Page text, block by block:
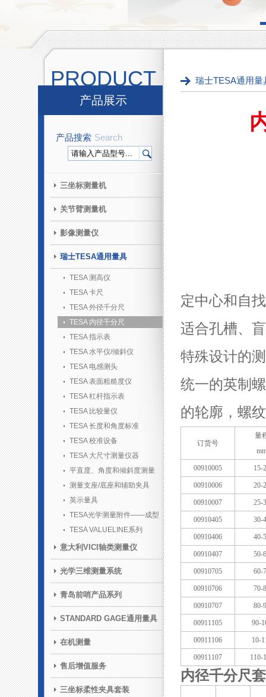
PRODUCT
产品展示
产品搜索 Search
三坐标测量机
关节臂测量机
影像测量仪
瑞士TESA通用量具
TESA 测高仪
TESA 卡尺
TESA 外径千分尺
TESA 内径千分尺
TESA 指示表
TESA 水平仪/倾斜仪
TESA 电感测头
TESA 表面粗糙度仪
TESA 杠杆指示表
TESA 比较量仪
TESA 长度和角度标准
TESA 校准设备
TESA 大尺寸测量仪器
平直度、角度和倾斜度测量
测量支座/底座和辅助夹具
英示量具
TESA光学测量附件——成型
胶套装TESA VALUELINE系列
意大利VICI轴类测量仪
光学三维测量系统
青岛前哨产品系列
STANDARD GAGE通用量具
在机测量
售后增值服务
三坐标柔性夹具套装
瑞士TESA通用量
定中心和自
适合孔槽、
特殊设计的
统一的英制
的轮廓，螺
订货号
量
00910005 15-
00910006 20-
00910007 25-
00910405 30-
00910406 40-
00910407 50-
00910705 60-
00910706 70-
00910707 80-
00911105 90-
00911106 10-
00911107 110-
内径千分尺